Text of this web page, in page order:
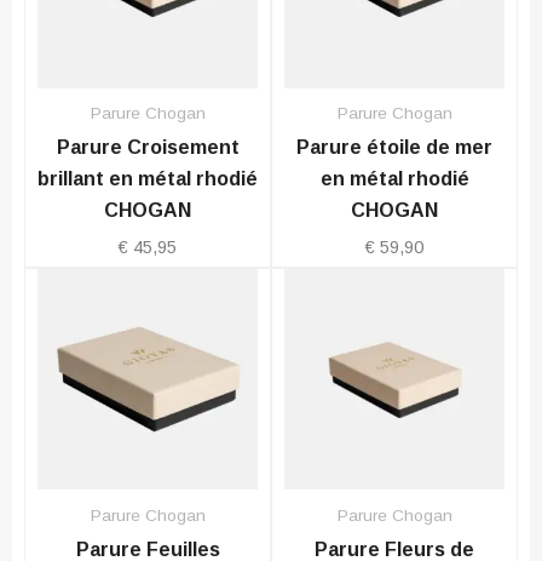
Parure Chogan
Parure Croisement
brillant en métal rhodié
CHOGAN
€ 45,95
Parure Chogan
Parure étoile de mer
en métal rhodié
CHOGAN
€ 59,90
Parure Chogan
Parure Feuilles
Parure Chogan
Parure Fleurs de